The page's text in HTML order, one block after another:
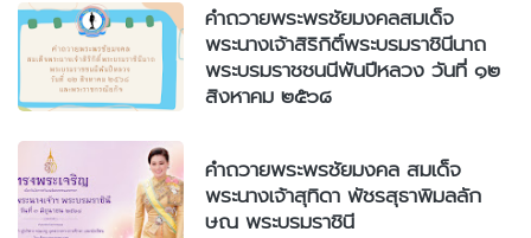
คำถวายพระพรชัยมงคลสมเด็จ
พระนางเจ้าสิริกิติ์พระบรมราชินีนาถ
พระบรมราชชนนีพันปีหลวง วันที่ ๑๒
สิงหาคม ๒๕๖๘
คำถวายพระพรชัยมงคล สมเด็จ
พระนางเจ้าสุทิดา พัชรสุธาพิมลลัก
ษณ พระบรมราชินี